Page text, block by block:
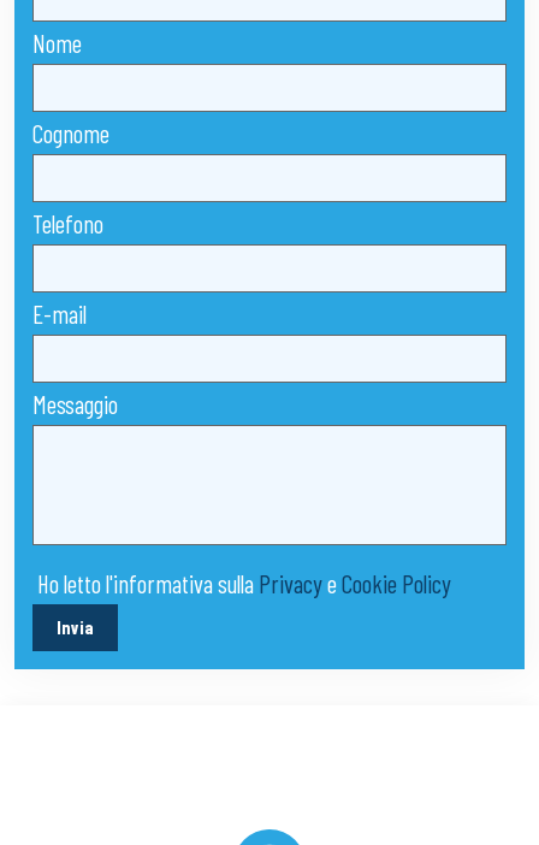
Nome
Cognome
Telefono
E-mail
Messaggio
Ho letto l'informativa sulla PrivacyeCookie Policy
Invia